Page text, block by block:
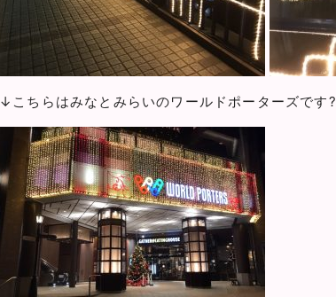
↓こちらはみなとみらいのワールドポーターズです?